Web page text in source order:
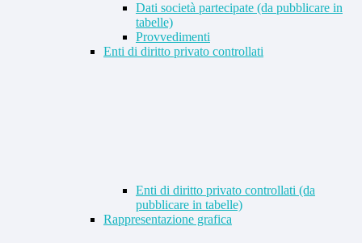
Dati società partecipate (da pubblicare in
tabelle)
Provvedimenti
Enti di diritto privato controllati
Enti di diritto privato controllati (da
pubblicare in tabelle)
Rappresentazione grafica